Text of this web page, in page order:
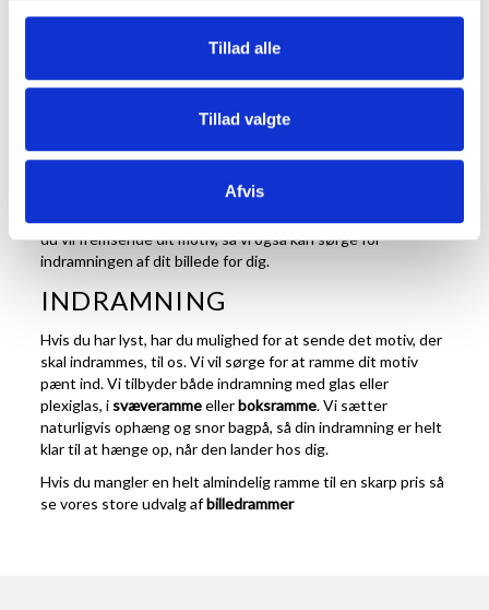
Tillad alle
Tillad valgte
Afvis
cm x 40,5 cm. Størrelsen på rammelisten varierer efter dit
Her på siden kan du nemt og hurtigt bestille dine næste
rammer efter dine specialmål. Du starter med at vælge den
vælge, hvilken type rammens glas skal være, og om der skal
du vil fremsende dit motiv, så vi også kan sørge for
indramningen af dit billede for dig.
INDRAMNING
Hvis du har lyst, har du mulighed for at sende det motiv, der
skal indrammes, til os. Vi vil sørge for at ramme dit motiv
pænt ind. Vi tilbyder både indramning med glas eller
plexiglas, i svæverammeellerboksramme. Vi sætter
naturligvis ophæng og snor bagpå, så din indramning er helt
klar til at hænge op, når den lander hos dig.
Hvis du mangler en helt almindelig ramme til en skarp pris så
se vores store udvalg afbilledrammer